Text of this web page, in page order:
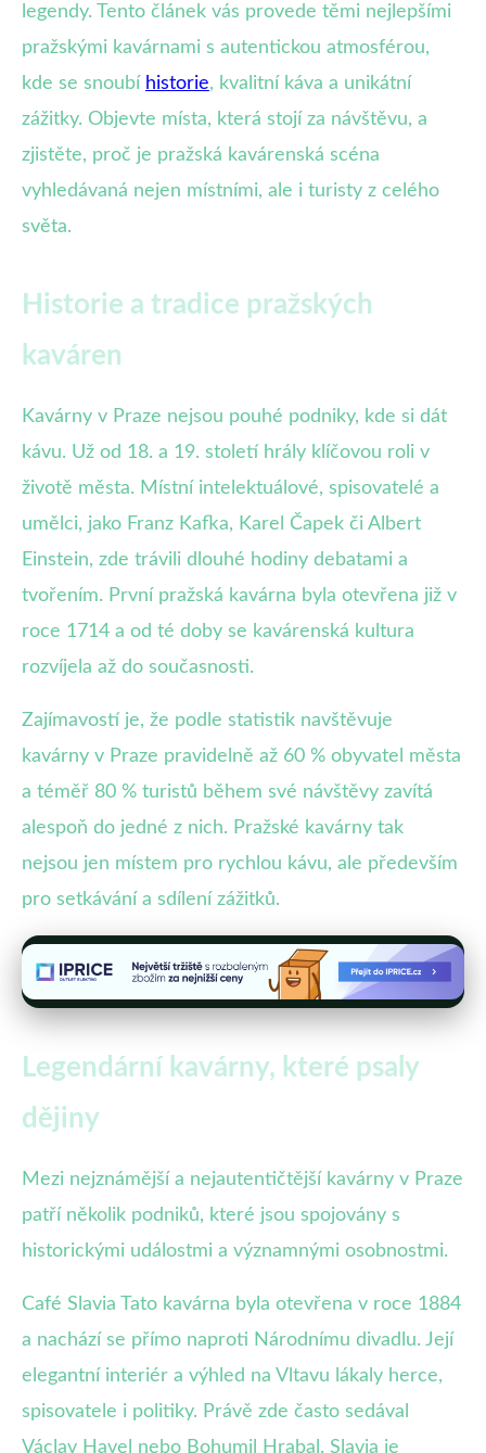
legendy. Tento článek vás provede těmi nejlepšími
pražskými kavárnami s autentickou atmosférou,
kde se snoubí historie, kvalitní káva a unikátní
zážitky. Objevte místa, která stojí za návštěvu, a
zjistěte, proč je pražská kavárenská scéna
vyhledávaná nejen místními, ale i turisty z celého
světa.
Historie a tradice pražských
kaváren
Kavárny v Praze nejsou pouhé podniky, kde si dát
kávu. Už od 18. a 19. století hrály klíčovou roli v
životě města. Místní intelektuálové, spisovatelé a
umělci, jako Franz Kafka, Karel Čapek či Albert
Einstein, zde trávili dlouhé hodiny debatami a
tvořením. První pražská kavárna byla otevřena již v
roce 1714 a od té doby se kavárenská kultura
rozvíjela až do současnosti.
Zajímavostí je, že podle statistik navštěvuje
kavárny v Praze pravidelně až 60 % obyvatel města
a téměř 80 % turistů během své návštěvy zavítá
alespoň do jedné z nich. Pražské kavárny tak
nejsou jen místem pro rychlou kávu, ale především
pro setkávání a sdílení zážitků.
Legendární kavárny, které psaly
dějiny
Mezi nejznámější a nejautentičtější kavárny v Praze
patří několik podniků, které jsou spojovány s
historickými událostmi a významnými osobnostmi.
Café Slavia Tato kavárna byla otevřena v roce 1884
a nachází se přímo naproti Národnímu divadlu. Její
elegantní interiér a výhled na Vltavu lákaly herce,
spisovatele i politiky. Právě zde často sedával
Václav Havel nebo Bohumil Hrabal. Slavia je